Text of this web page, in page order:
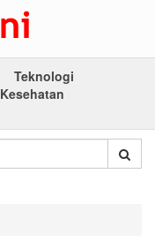
Teknologi
Kesehatan